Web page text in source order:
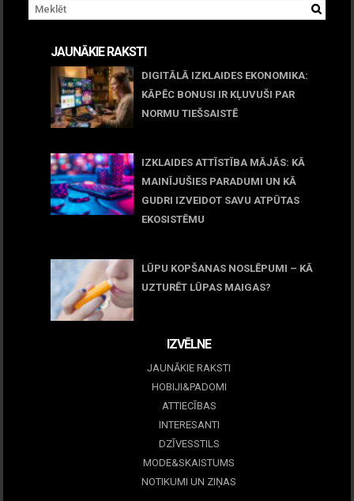
JAUNĀKIE RAKSTI
DIGITĀLĀ IZKLAIDES EKONOMIKA:
KĀPĒC BONUSI IR KĻUVUŠI PAR
NORMU TIEŠSAISTĒ
IZKLAIDES ATTĪSTĪBA MĀJĀS: KĀ
MAINĪJUŠIES PARADUMI UN KĀ
GUDRI IZVEIDOT SAVU ATPŪTAS
EKOSISTĒMU
LŪPU KOPŠANAS NOSLĒPUMI – KĀ
UZTURĒT LŪPAS MAIGAS?
IZVĒLNE
JAUNĀKIE RAKSTI
HOBIJI&PADOMI
ATTIECĪBAS
INTERESANTI
DZĪVESSTILS
MODE&SKAISTUMS
NOTIKUMI UN ZIŅAS